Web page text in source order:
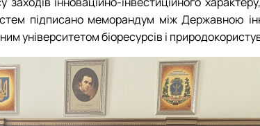
підписано меморандум між Державною
університетом біоресурсів і